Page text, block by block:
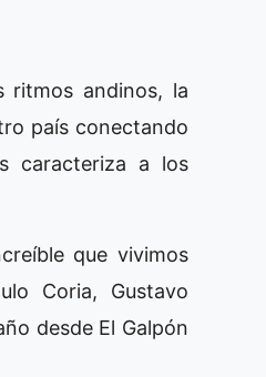
ritmos andinos, la
país conectando
caracteriza a los
que vivimos
Coria, Gustavo
desde El Galpón